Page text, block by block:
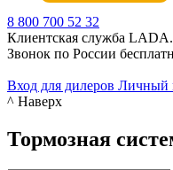
8 800 700 52 32
Клиентская служба LADA.
Звонок по России
Вход для дилеров Личный
^ Наверх
Тормозная